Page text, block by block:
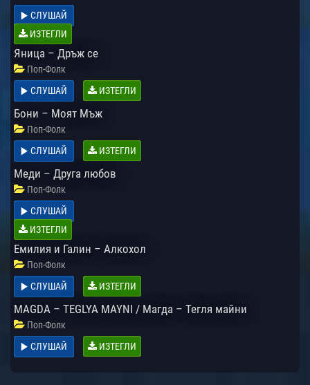
СЛУШАЙ
ИЗТЕГЛИ
Яница – Дръж се
Поп-Фолк
СЛУШАЙ
ИЗТЕГЛИ
Бони – Моят Мъж
Поп-Фолк
СЛУШАЙ
ИЗТЕГЛИ
Меди – Друга любов
Поп-Фолк
СЛУШАЙ
ИЗТЕГЛИ
Емилия и Галин – Алкохол
Поп-Фолк
СЛУШАЙ
ИЗТЕГЛИ
MAGDA – TEGLYA MAYNI / Магда – Тегля майни
Поп-Фолк
СЛУШАЙ
ИЗТЕГЛИ